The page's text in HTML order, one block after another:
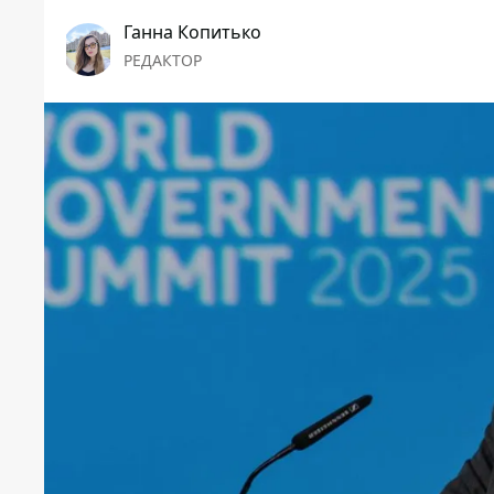
Ганна Копитько
РЕДАКТОР